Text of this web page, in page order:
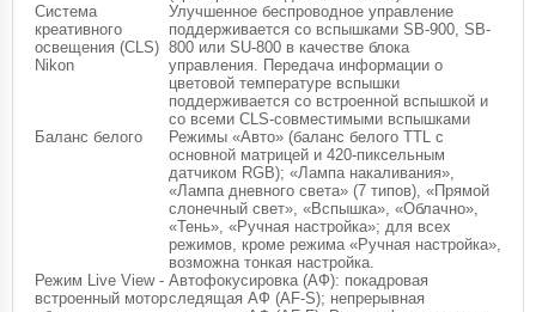
Система
креативного
освещения (CLS)
Nikon
Улучшенное беспроводное управление
поддерживается со вспышками SB-900, SB-
800 или SU-800 в качестве блока
управления. Передача информации о
цветовой температуре вспышки
поддерживается со встроенной вспышкой и
со всеми CLS-совместимыми вспышками
Баланс белого
Режимы «Авто» (баланс белого TTL с
основной матрицей и 420-пиксельным
датчиком RGB); «Лампа накаливания»,
«Лампа дневного света» (7 типов), «Прямой
слонечный свет», «Вспышка», «Облачно»,
«Тень», «Ручная настройка»; для всех
режимов, кроме режима «Ручная настройка»,
возможна тонкая настройка.
Режим Live View -
встроенный мотор
Автофокусировка (АФ): покадровая
следящая АФ (AF-S); непрерывная